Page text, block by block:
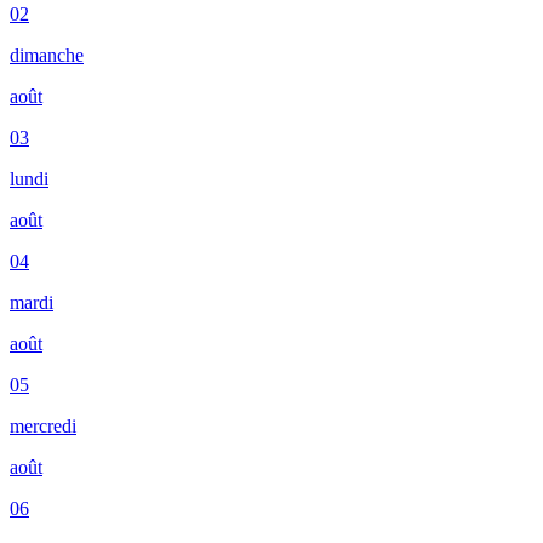
02
dimanche
août
03
lundi
août
04
mardi
août
05
mercredi
août
06